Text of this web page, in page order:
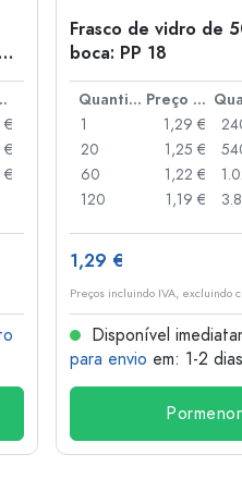
peça
€
€
€
Frasco de vidro de
boca: PP 18
Quantidade Preço por peça
1
1,29 €
20
1,25 €
60
1,22 €
120
1,19 €
1,29 €
Preços incluindo IVA, excluindo
Disponível
para envio em: 1-2 dias